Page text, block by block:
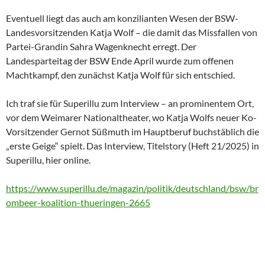
Eventuell liegt das auch am konzilianten Wesen der BSW-
Landesvorsitzenden Katja Wolf – die damit das Missfallen von
Partei-Grandin Sahra Wagenknecht erregt. Der
Landesparteitag der BSW Ende April wurde zum offenen
Machtkampf, den zunächst Katja Wolf für sich entschied.
Ich traf sie für Superillu zum Interview – an prominentem Ort,
vor dem Weimarer Nationaltheater, wo Katja Wolfs neuer Ko-
Vorsitzender Gernot Süßmuth im Hauptberuf buchstäblich die
„erste Geige“ spielt. Das Interview, Titelstory (Heft 21/2025) in
Superillu, hier online.
https://www.superillu.de/magazin/politik/deutschland/bsw/br
ombeer-koalition-thueringen-2665